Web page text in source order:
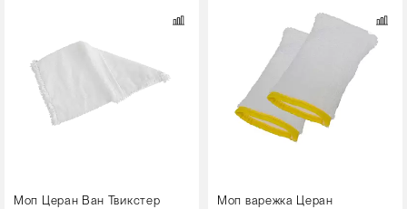
Моп Церан Ван Твикстер Моп варежка Церан